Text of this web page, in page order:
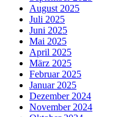
August 2025
Juli 2025
Juni 2025
Mai 2025
April 2025
März 2025
Februar 2025
Januar 2025
Dezember 2024
November 2024